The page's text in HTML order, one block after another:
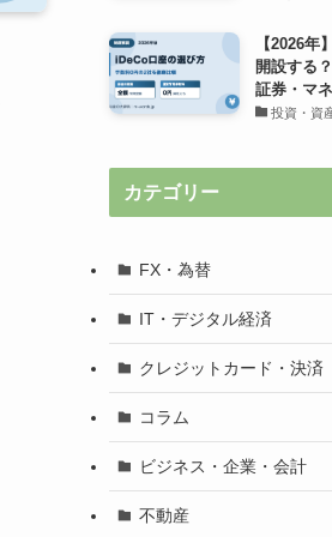
【2026年
開設する
証券・マ
投資・資
カテゴリー
FX・為替
IT・デジタル経済
クレジットカード・決済
コラム
ビジネス・企業・会計
不動産